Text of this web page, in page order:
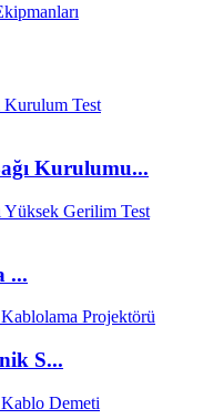
Kurulumu...
...
S...